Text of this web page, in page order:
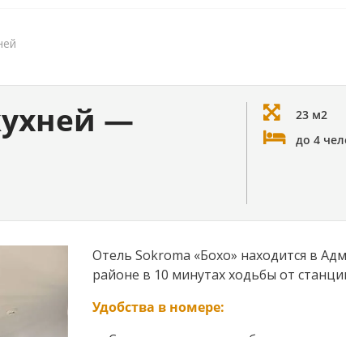
—
23 м2
до 4
Отель Sokroma «Бохо» находится в
районе в 10 минутах ходьбы от
Удобства в номере: